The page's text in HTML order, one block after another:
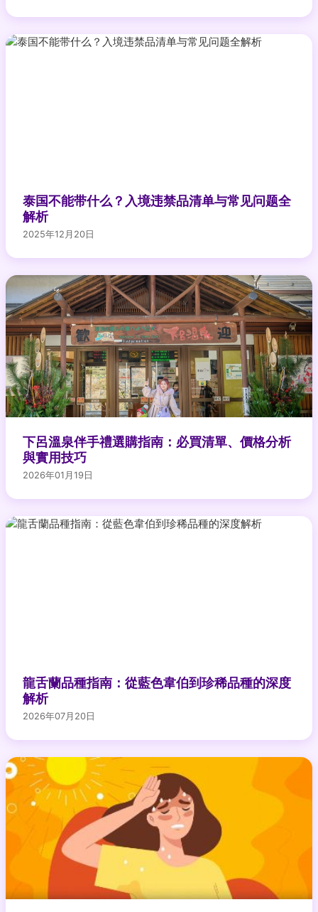
泰国不能带什么？入境违禁品清单与常见问题全
解析
2025年12月20日
下呂溫泉伴手禮選購指南：必買清單、價格分析
與實用技巧
2026年01月19日
龍舌蘭品種指南：從藍色韋伯到珍稀品種的深度
解析
2026年07月20日